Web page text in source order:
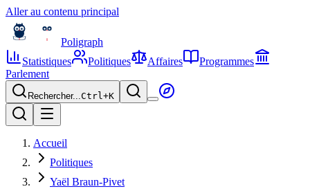
Aller au contenu principal
Poligraph
Statistiques
Politiques Affaires
Programmes
Parlement
Rechercher...Ctrl+K
Accueil
Politiques
Yaël Braun-Pivet